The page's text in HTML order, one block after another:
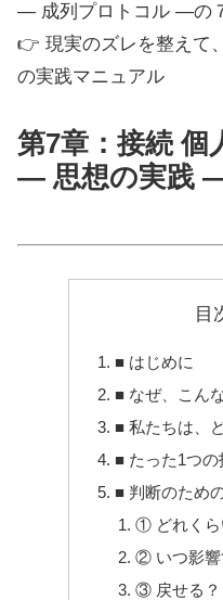
― 成列プロトコル ―の
👉 現実のズレを整えて
の実践マニュアル
第7章：接続 個
― 思想の実践
目
■ はじめに
■ なぜ、こん
■ 私たちは、
■ たった1つの
■ 判断のため
① どれくら
② いつ影響
③ 戻せる？